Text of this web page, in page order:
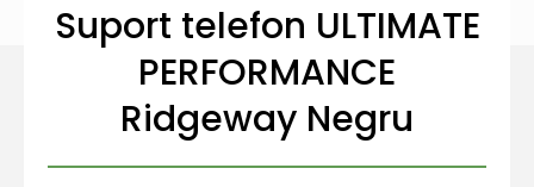
Suport telefon ULTIMATE
PERFORMANCE
Ridgeway Negru